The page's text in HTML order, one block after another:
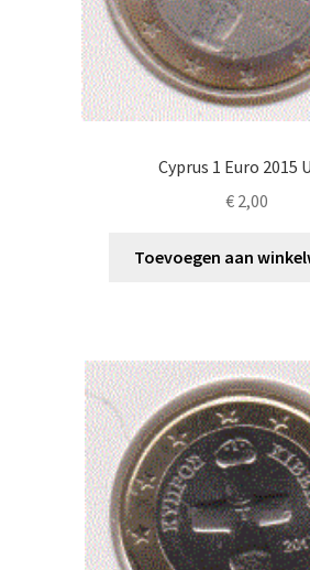
Cyprus 1 Euro 2015
€2,00
Toevoegen aan